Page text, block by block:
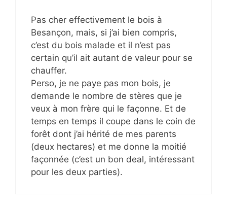
Pas cher effectivement le bois à
Besançon, mais, si j’ai bien compris,
c’est du bois malade et il n’est pas
certain qu’il ait autant de valeur pour se
chauffer.
Perso, je ne paye pas mon bois, je
demande le nombre de stères que je
veux à mon frère qui le façonne. Et de
temps en temps il coupe dans le coin de
forêt dont j’ai hérité de mes parents
(deux hectares) et me donne la moitié
façonnée (c’est un bon deal, intéressant
pour les deux parties).